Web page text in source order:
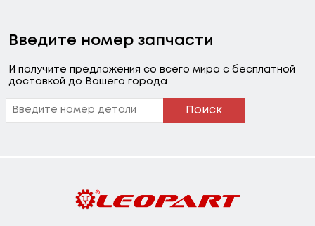
Введите номер запчасти
И получите предложения со всего мира с бесплатной
доставкой до Вашего города
Поиск